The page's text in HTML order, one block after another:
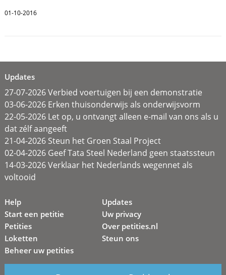
01-10-2016
Updates
27-07-2026 Verbied voertuigen bij een demonstratie
03-06-2026 Erken thuisonderwijs als onderwijsvorm
22-05-2026 Let op, u ontvangt alleen e-mail van ons als u
dat zélf aangeeft
21-04-2026 Steun het Groen Staal Project
02-04-2026 Geef Tata Steel Nederland geen staatssteun
14-03-2026 Verklaar het Nederlands wegennet als
voltooid
Help
Start een petitie
Petities
Loketten
Beheer uw petities
Updates
Uw privacy
Over petities.nl
Steun ons